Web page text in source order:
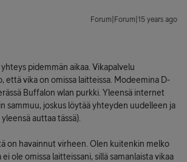
Forum|Forum|15 years ago
pidemmän aikaa. Vikapalvelu
että vika on omissa laitteissa. Modeemina D-
Buffalon wlan purkki. Yleensä internet
sammuu, joskus löytää yhteyden uudelleen ja
auttaa tässä).
on havainnut virheen. Olen kuitenkin melko
ole omissa laitteissani, sillä samanlaista vikaa